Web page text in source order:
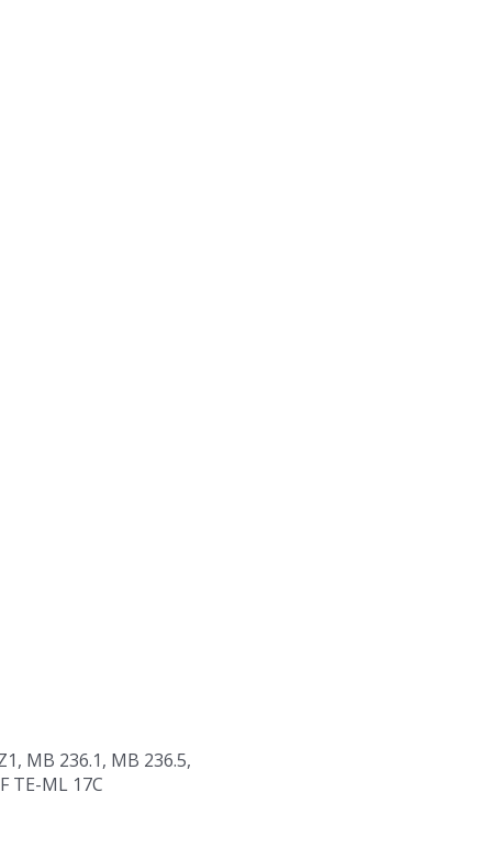
MB 236.1, MB 236.5,
TE-ML 17C